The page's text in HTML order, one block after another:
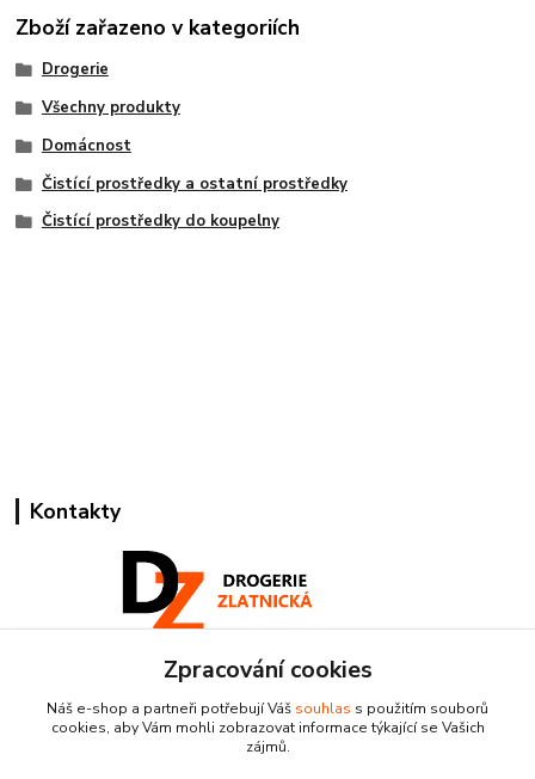
Zboží zařazeno v kategoriích
Drogerie
Všechny produkty
Domácnost
Čistící prostředky a ostatní prostředky
Čistící prostředky do koupelny
Kontakty
Pracovní doba:
+420 224 818 812
Po-Pá: 8:00-18:00 hod.
Zpracování cookies
Náš e-shop a partneři potřebují Váš souhlas s použitím souborů
cookies, aby Vám mohli zobrazovat informace týkající se Vašich
zájmů.